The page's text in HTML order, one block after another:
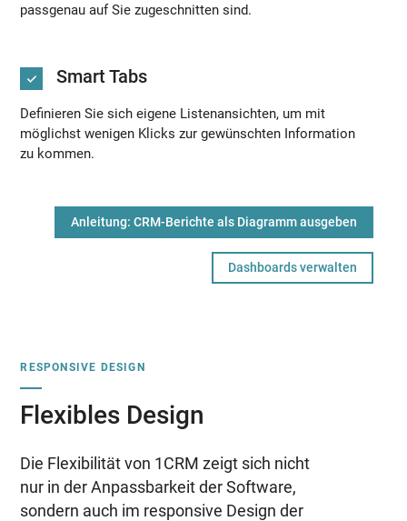
passgenau auf Sie zugeschnitten sind.
Smart Tabs
Definieren Sie sich eigene Listenansichten, um mit
möglichst wenigen Klicks zur gewünschten Information
zu kommen.
Anleitung: CRM-Berichte als Diagramm ausgeben
Dashboards verwalten
RESPONSIVE DESIGN
Flexibles Design
Die Flexibilität von 1CRM zeigt sich nicht
nur in der Anpassbarkeit der Software,
sondern auch im responsive Design der